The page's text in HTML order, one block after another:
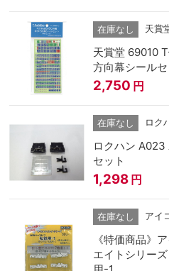
在庫なし 天賞
天賞堂 69010
方向幕シールセ
2,750 円
在庫なし ロク
ロクハン
セット
1,298 円
在庫なし アイ
《特価商品》
エイトシリー